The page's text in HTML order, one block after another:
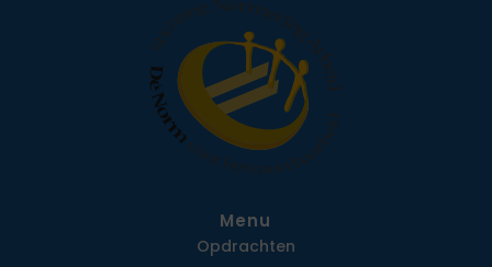
Menu
Opdrachten